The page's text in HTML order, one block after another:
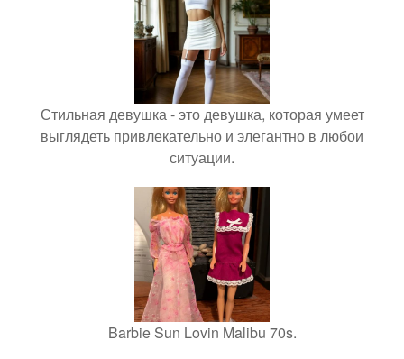
Стильная девушка - это девушка, которая умеет
выглядеть привлекательно и элегантно в любои
ситуации.
Barbie Sun Lovin Malibu 70s.